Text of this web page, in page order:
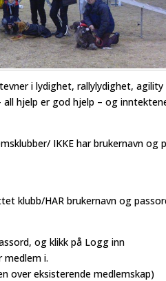
i lydighet, rallylydighet,
hjelp er god hjelp – og
IKKE har brukernavn og
klubb/HAR brukernavn og
og klikk på Logg inn
medlem i.
over eksisterende medlemskap)